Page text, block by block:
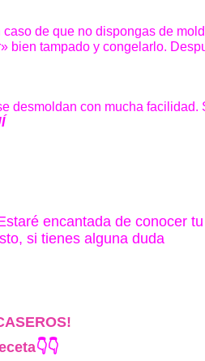
de que no dispongas de
bien tampado y congelarlo.
desmoldan con mucha facilidad.
encantada de conocer tu
si tienes alguna duda
👇👇